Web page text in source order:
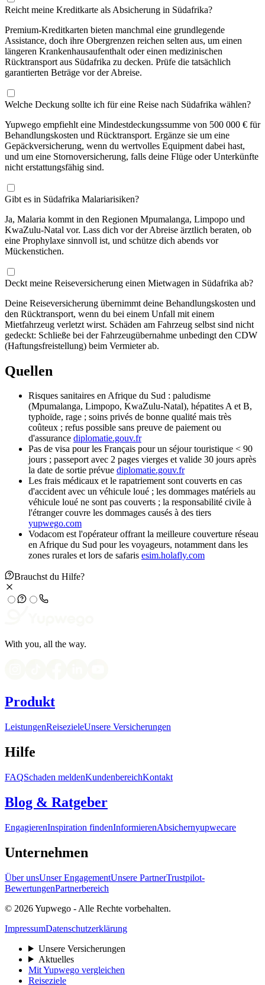
Reicht meine Kreditkarte als Absicherung in Südafrika?
Premium-Kreditkarten bieten manchmal eine grundlegende
Assistance, doch ihre Obergrenzen reichen selten aus, um einen
längeren Krankenhausaufenthalt oder einen medizinischen
Rücktransport aus Südafrika zu decken. Prüfe die tatsächlich
garantierten Beträge vor der Abreise.
Welche Deckung sollte ich für eine Reise nach Südafrika wählen?
Yupwego empfiehlt eine Mindestdeckungssumme von 500 000 € für
Behandlungskosten und Rücktransport. Ergänze sie um eine
Gepäckversicherung, wenn du wertvolles Equipment dabei hast,
und um eine Stornoversicherung, falls deine Flüge oder Unterkünfte
nicht erstattungsfähig sind.
Gibt es in Südafrika Malariarisiken?
Ja, Malaria kommt in den Regionen Mpumalanga, Limpopo und
KwaZulu-Natal vor. Lass dich vor der Abreise ärztlich beraten, ob
eine Prophylaxe sinnvoll ist, und schütze dich abends vor
Mückenstichen.
Deckt meine Reiseversicherung einen Mietwagen in Südafrika ab?
Deine Reiseversicherung übernimmt deine Behandlungskosten und
den Rücktransport, wenn du bei einem Unfall mit einem
Mietfahrzeug verletzt wirst. Schäden am Fahrzeug selbst sind nicht
gedeckt: Schließe bei der Fahrzeugübernahme unbedingt den CDW
(Haftungsfreistellung) beim Vermieter ab.
Quellen
Risques sanitaires en Afrique du Sud : paludisme
(Mpumalanga, Limpopo, KwaZulu-Natal), hépatites A et B,
typhoïde, rage ; soins privés de bonne qualité mais très
coûteux ; refus possible sans preuve de paiement ou
d'assurance diplomatie.gouv.fr
Pas de visa pour les Français pour un séjour touristique < 90
jours ; passeport avec 2 pages vierges et valide 30 jours après
la date de sortie prévue diplomatie.gouv.fr
Les frais médicaux et le rapatriement sont couverts en cas
d'accident avec un véhicule loué ; les dommages matériels au
véhicule loué ne sont pas couverts ; la responsabilité civile à
l'étranger couvre les dommages causés à des tiers
yupwego.com
Vodacom est l'opérateur offrant la meilleure couverture réseau
en Afrique du Sud pour les voyageurs, notamment dans les
zones rurales et lors de safaris esim.holafly.com
Brauchst du Hilfe?
With you, all the way.
Produkt
LeistungenReisezieleUnsere Versicherungen
Hilfe
FAQSchaden meldenKundenbereichKontakt
Blog & Ratgeber
EngagierenInspiration findenInformierenAbsichernyupwecare
Unternehmen
Über unsUnser EngagementUnsere PartnerTrustpilot-
BewertungenPartnerbereich
© 2026 Yupwego - Alle Rechte vorbehalten.
ImpressumDatenschutzerklärung
Unsere Versicherungen
Aktuelles
Mit Yupwego vergleichen
Reiseziele